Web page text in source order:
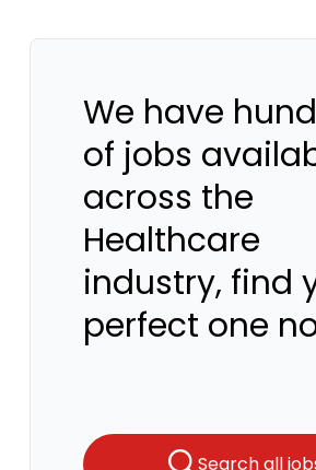
We have
of jobs
across the
Healthcare
industry, find
perfect one
Search all